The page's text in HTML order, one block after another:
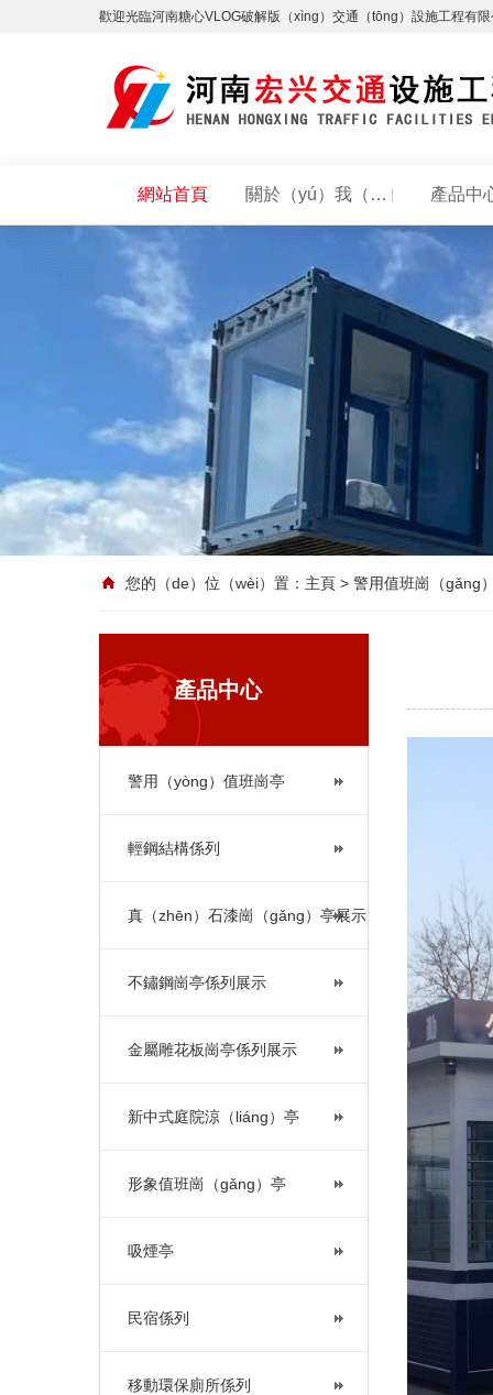
歡迎光臨河南糖心VLOG破解版（xìng）交通（tōng）設施工程有
網站首頁 關於（yú）我（wǒ）們 產品中
您的（de）位（wèi）置： 主頁 > 警用值班崗（gǎng
產品中心
警用（yòng）值班崗亭
輕鋼結構係列
真（zhēn）石漆崗（gǎng）亭展示
不鏽鋼崗亭係列展示
金屬雕花板崗亭係列展示
新中式庭院涼（liáng）亭
形象值班崗（gǎng）亭
吸煙亭
民宿係列
移動環保廁所係列